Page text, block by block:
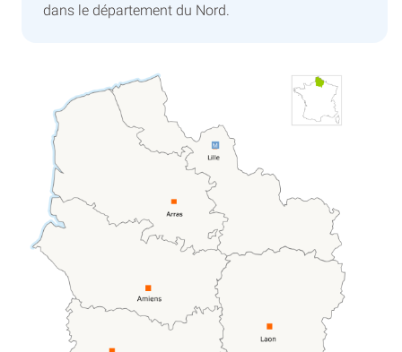
dans le département du Nord.